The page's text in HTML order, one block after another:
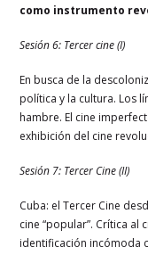
como instrumento
Sesión 6: Tercer cine (I)
En busca de la
política y la cultura. Los
hambre. El cine
exhibición del cine
Sesión 7: Tercer Cine (II)
Cuba: el Tercer Cine
cine “popular”. Crítica al
identificación incómoda